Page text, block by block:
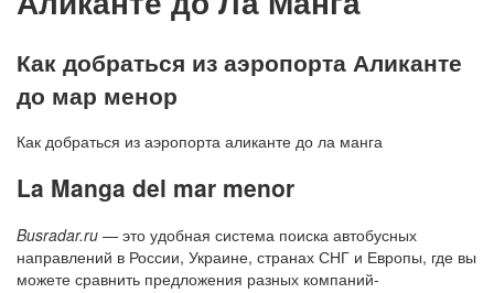
Как добраться из аэропорта Аликанте
до мар менор
Как добраться из аэропорта аликанте до ла манга
La Manga del mar menor
Busradar.ru — это удобная система поиска автобусных
направлений в России, Украине, странах СНГ и Европы, где вы
можете сравнить предложения разных компаний-